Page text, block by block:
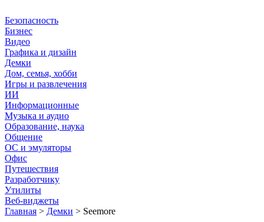
Безопасность
Бизнес
Видео
Графика и дизайн
Демки
Дом, семья, хобби
Игры и развлечения
ИИ
Информационные
Музыка и аудио
Образование, наука
Общение
ОС и эмуляторы
Офис
Путешествия
Разработчику
Утилиты
Веб-виджеты
Главная > Демки > Seemore